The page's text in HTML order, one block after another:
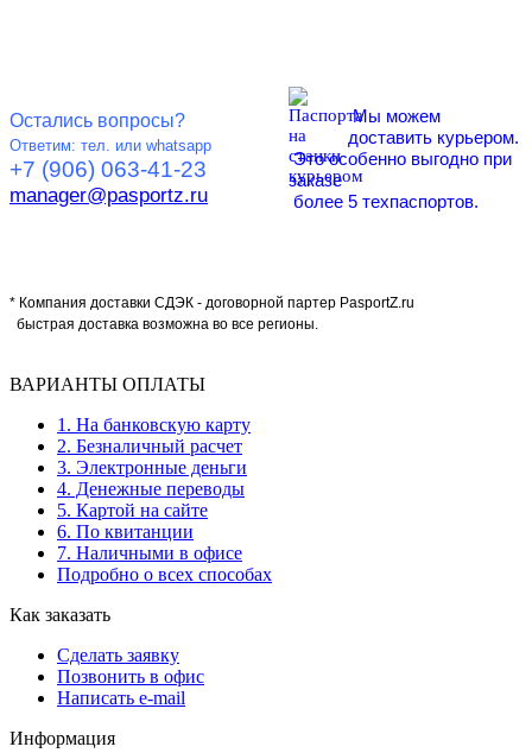
Остались вопросы?
Ответим: тел. или whatsapp
+7 (906) 063-41-23
manager@pasportz.ru
Мы можем
доставить курьером.
Это особенно выгодно при
заказе
более 5 техпаспортов.
* Компания доставки СДЭК - договорной партер PasportZ.ru
быстрая доставка возможна во все регионы.
ВАРИАНТЫ ОПЛАТЫ
1. На банковскую карту
2. Безналичный расчет
3. Электронные деньги
4. Денежные переводы
5. Картой на сайте
6. По квитанции
7. Наличными в офисе
Подробно о всех способах
Как заказать
Сделать заявку
Позвонить в офис
Написать e-mail
Информация